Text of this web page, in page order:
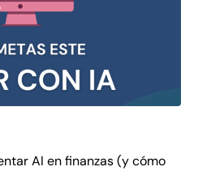
AI en finanzas (y cómo